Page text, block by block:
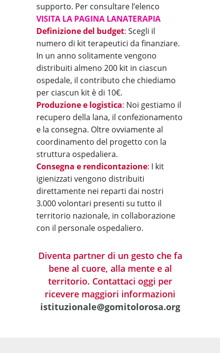
supporto. Per consultare l’elenco
VISITA LA PAGINA LANATERAPIA
Definizione del budget: Scegli il
numero di kit terapeutici da finanziare.
In un anno solitamente vengono
distribuiti almeno 200 kit in ciascun
ospedale, il contributo che chiediamo
per ciascun kit è di 10€.
Produzione e logistica: Noi gestiamo il
recupero della lana, il confezionamento
e la consegna. Oltre ovviamente al
coordinamento del progetto con la
struttura ospedaliera.
Consegna e rendicontazione: I kit
igienizzati vengono distribuiti
direttamente nei reparti dai nostri
3.000 volontari presenti su tutto il
territorio nazionale, in collaborazione
con il personale ospedaliero.
Diventa partner di un gesto che fa
bene al cuore, alla mente e al
territorio. Contattaci oggi per
ricevere maggiori informazioni
istituzionale@gomitolorosa.org